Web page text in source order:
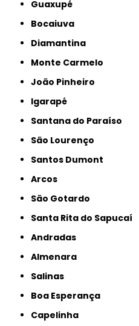
Guaxupé
Bocaiuva
Diamantina
Monte Carmelo
João Pinheiro
Igarapé
Santana do Paraíso
São Lourenço
Santos Dumont
Arcos
São Gotardo
Santa Rita do Sapucaí
Andradas
Almenara
Salinas
Boa Esperança
Capelinha